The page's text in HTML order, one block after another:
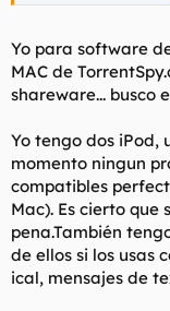
Y encima no tienes
venden como con
hablando de apple
Yo para software
MAC de
shareware... busco
Yo tengo dos iPod,
momento ningun
compatibles
Mac). Es cierto que
pena.También
de ellos si los usas
ical, mensajes de